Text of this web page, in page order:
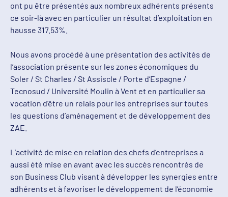
ont pu être présentés aux nombreux adhérents présents
ce soir-là avec en particulier un résultat d’exploitation en
hausse 317.53%.
Nous avons procédé à une présentation des activités de
l’association présente sur les zones économiques du
Soler / St Charles / St Assiscle / Porte d’Espagne /
Tecnosud / Université Moulin à Vent et en particulier sa
vocation d’être un relais pour les entreprises sur toutes
les questions d’aménagement et de développement des
ZAE.
L’activité de mise en relation des chefs d’entreprises a
aussi été mise en avant avec les succès rencontrés de
son Business Club visant à développer les synergies entre
adhérents et à favoriser le développement de l’économie